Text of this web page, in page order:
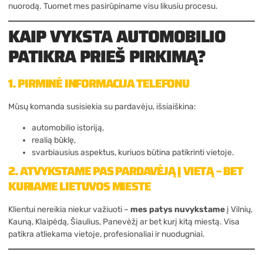
nuorodą. Tuomet mes pasirūpiname visu likusiu procesu.
KAIP VYKSTA AUTOMOBILIO
PATIKRA PRIEŠ PIRKIMĄ?
1. PIRMINĖ INFORMACIJA TELEFONU
Mūsų komanda susisiekia su pardavėju, išsiaiškina:
automobilio istoriją,
realią būklę,
svarbiausius aspektus, kuriuos būtina patikrinti vietoje.
2. ATVYKSTAME PAS PARDAVĖJĄ Į VIETĄ – BET
KURIAME LIETUVOS MIESTE
Klientui nereikia niekur važiuoti – mes patys nuvykstameį Vilnių,
Kauną, Klaipėdą, Šiaulius, Panevėžį ar bet kurį kitą miestą. Visa
patikra atliekama vietoje, profesionaliai ir nuodugniai.